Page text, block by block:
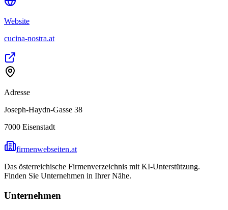
Website
cucina-nostra.at
Adresse
Joseph-Haydn-Gasse 38
7000 Eisenstadt
firmenwebseiten.at
Das österreichische Firmenverzeichnis mit KI-Unterstützung.
Finden Sie Unternehmen in Ihrer Nähe.
Unternehmen